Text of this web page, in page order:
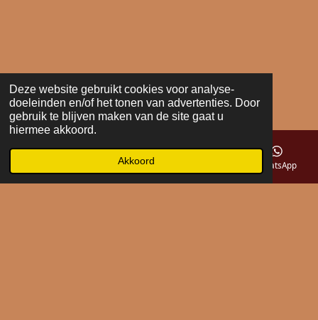
Deze website gebruikt cookies voor analyse-
doeleinden en/of het tonen van advertenties. Door
gebruik te blijven maken van de site gaat u
hiermee akkoord.
Akkoord
Telefoonnummer WhatsApp